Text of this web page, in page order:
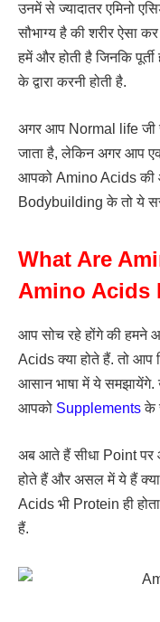
उनमें से ज्यादातर एमिनो
सौभाग्य है की शरीर ऐसा
हमें और होती है जिनकि
के द्वारा करनी होती है.
अगर आप Normal life जी
जाता है, लेकिन अगर आप
आपको Amino Acids की
Bodybuilding के तो ये
What Are
Amino Acids
आप सोच रहे होंगे की हमने
Acids क्या होते हैं. तो
आसान भाषा में ये
आपको Supplementsके
अब आते हैं सीधा Point पर
होते हैं और असल में ये हैं
Acids भी Protein ही
हैं.